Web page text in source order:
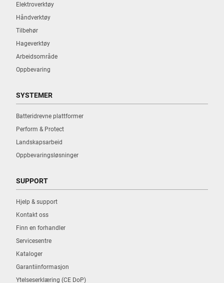
Elektroverktøy
Håndverktøy
Tilbehør
Hageverktøy
Arbeidsområde
Oppbevaring
SYSTEMER
Batteridrevne plattformer
Perform & Protect
Landskapsarbeid
Oppbevaringsløsninger
SUPPORT
Hjelp & support
Kontakt oss
Finn en forhandler
Servicesentre
Kataloger
Garantiinformasjon
Ytelseserklæring (CE DoP)